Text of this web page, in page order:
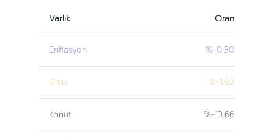
Varlık Oran
Enflasyon %-0.30
Altın %-1.92
Konut %-13.66